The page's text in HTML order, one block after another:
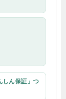
しん保証」つ